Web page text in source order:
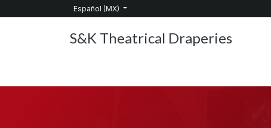
Español (MX)
S&K Theatrical Draperies